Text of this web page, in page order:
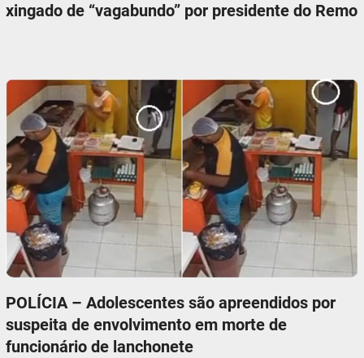
xingado de “vagabundo” por presidente do Remo
POLÍCIA – Adolescentes são apreendidos por
suspeita de envolvimento em morte de
funcionário de lanchonete